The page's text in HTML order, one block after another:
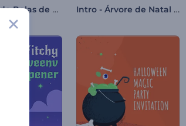
Abertura de Bolas de Natal Intro - Árvore de Natal Reluzente